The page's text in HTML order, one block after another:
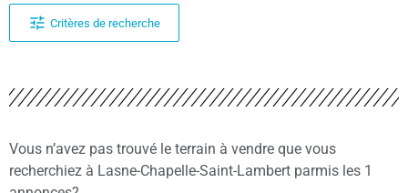
Critères de recherche
Vous n’avez pas trouvé le terrain à vendre que vous
recherchiez à Lasne-Chapelle-Saint-Lambert parmis les 1